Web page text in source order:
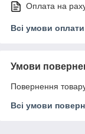
Оплата на
Всі умови оплати
Умови
Повернення
Всі умови